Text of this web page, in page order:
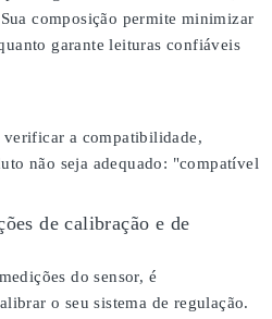
composição permite minimizar
garante leituras confiáveis
verificar a compatibilidade,
não seja adequado: "compatível
de calibração e de
do sensor, é
o seu sistema de regulação.